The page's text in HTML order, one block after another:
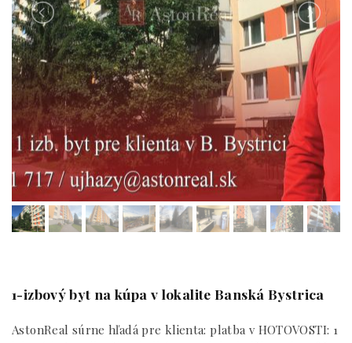
1-izbový byt na kúpa v lokalite Banská Bystrica
AstonReal súrne hľadá pre klienta: platba v HOTOVOSTI: 1